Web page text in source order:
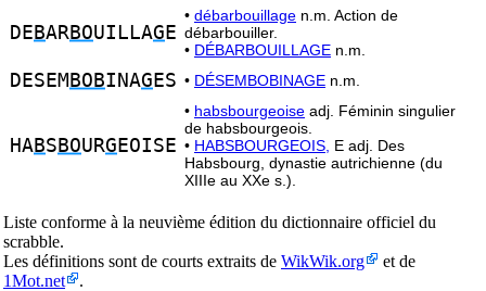
DE BARBOUILLAG E
• débarbouillage n.m. Action de
débarbouiller.
• DÉBARBOUILLAGE n.m.
DESEM BOBINAG ES • DÉSEMBOBINAGE n.m.
HABS BOURG EOISE
• habsbourgeoise adj. Féminin singulier
de habsbourgeois.
• HABSBOURGEOIS, E adj. Des
Habsbourg, dynastie autrichienne (du
XIIIe au XXe s.).
Liste conforme à la neuvième édition du dictionnaire officiel du
scrabble.
Les définitions sont de courts extraits de WikWik.org
et de
1Mot.net
.